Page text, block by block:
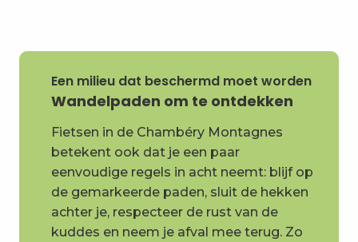
Een milieu dat beschermd moet worden
Wandelpaden om te ontdekken
Fietsen in de Chambéry Montagnes
betekent ook dat je een paar
eenvoudige regels in acht neemt: blijf op
de gemarkeerde paden, sluit de hekken
achter je, respecteer de rust van de
kuddes en neem je afval mee terug. Zo